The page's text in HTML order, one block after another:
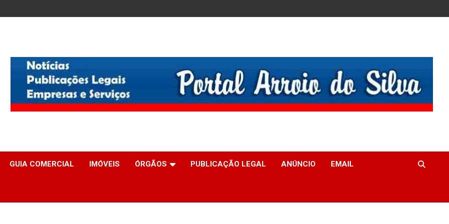
GUIA COMERCIAL IMÓVEIS ÓRGÃOS PUBLICAÇÃO LEGAL ANÚNCIO EMAIL